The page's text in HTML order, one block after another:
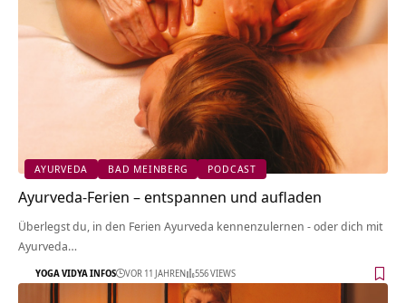
AYURVEDA BAD MEINBERG PODCAST
Ayurveda-Ferien – entspannen und aufladen
Überlegst du, in den Ferien Ayurveda kennenzulernen - oder dich mit
Ayurveda…
YOGA VIDYA INFOS VOR 11 JAHREN 556 VIEWS